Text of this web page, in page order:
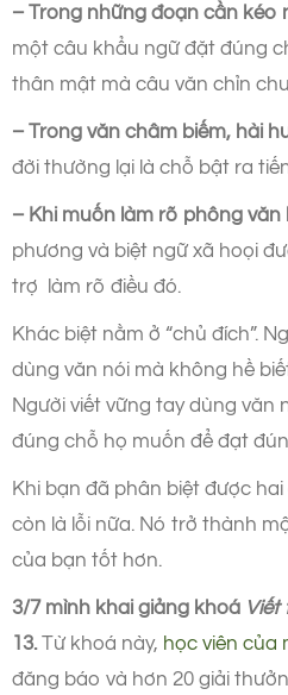
– Trong những đoạn cần kéo
một câu khẩu ngữ đặt đúng
thân mật mà câu văn chỉn
– Trong văn châm biếm, hài
đời thường lại là chỗ bật ra
– Khi muốn làm rõ phông văn
phương và biệt ngữ xã hoọi
trợ làm rõ điều đó.
Khác biệt nằm ở “chủ đích”.
dùng văn nói mà không hề
Người viết vững tay dùng văn
đúng chỗ họ muốn để đạt
Khi bạn đã phân biệt được
còn là lỗi nữa. Nó trở thành
của bạn tốt hơn.
3/7 mình khai giảng khoá Viết
13.Từ khoá này, học viên của
đăng báo và hơn 20 giải